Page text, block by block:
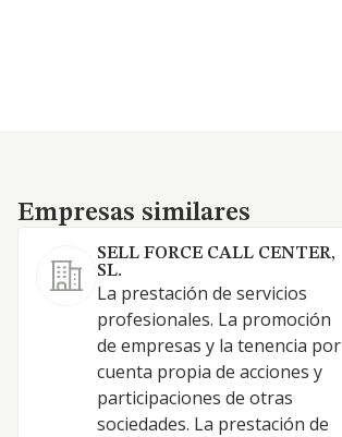
Empresas similares
Empresas similares
SELL FORCE CALL CENTER,
SL.
La prestación de servicios
profesionales. La promoción
de empresas y la tenencia por
cuenta propia de acciones y
participaciones de otras
sociedades. La prestación de